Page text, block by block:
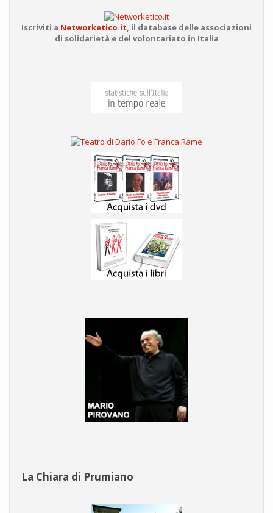
Iscriviti a Networketico.it, il database delle associazioni
di solidarietà e del volontariato in Italia
La Chiara di Prumiano